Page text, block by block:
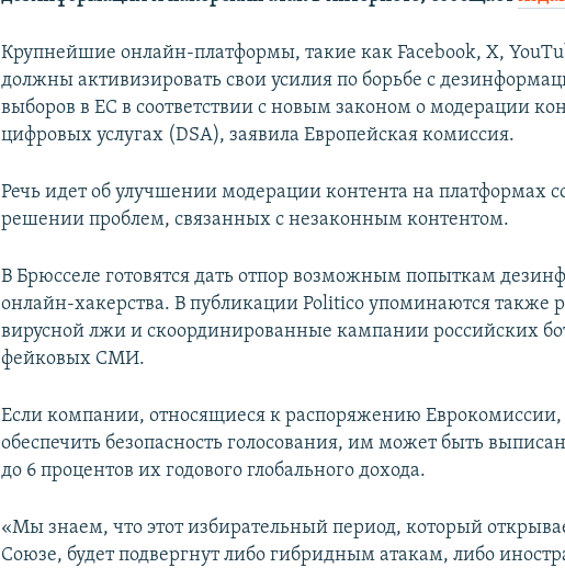
Крупнейшие онлайн-платформы, такие как Facebook, X,
должны активизировать свои усилия по борьбе с
выборов в ЕС в соответствии с новым законом о модерации
цифровых услугах (DSA), заявила Европейская комиссия.
Речь идет об улучшении модерации контента на платформах
решении проблем, связанных с незаконным контентом.
В Брюсселе готовятся дать отпор возможным попыткам
онлайн-хакерства. В публикации Politico упоминаются также
вирусной лжи и скоординированные кампании российских
фейковых СМИ.
Если компании, относящиеся к распоряжению Еврокомиссии,
обеспечить безопасность голосования, им может быть
до 6 процентов их годового глобального дохода.
«Мы знаем, что этот избирательный период, который
Союзе, будет подвергнут либо гибридным атакам, либо